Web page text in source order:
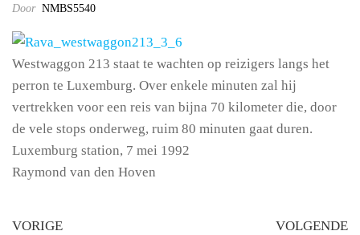
Door NMBS5540
Westwaggon 213 staat te wachten op reizigers langs het
perron te Luxemburg. Over enkele minuten zal hij
vertrekken voor een reis van bijna 70 kilometer die, door
de vele stops onderweg, ruim 80 minuten gaat duren.
Luxemburg station, 7 mei 1992
Raymond van den Hoven
VORIGE
VOLGENDE